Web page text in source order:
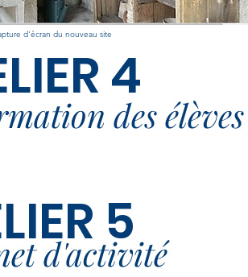
d'écran du nouveau site
4
des
5
d'activité